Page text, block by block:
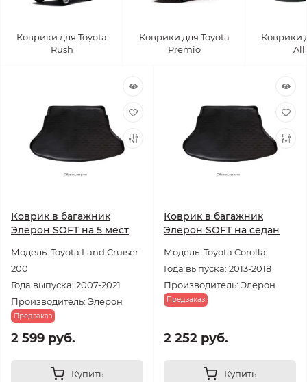
Коврики для Toyota
Rush
Коврики для Toyota
Premio
Коврики
Коврик в багажник
Элерон SOFT на 5 мест
Модель: Toyota Land Cruiser
200
Года выпуска: 2007-2021
Производитель: Элерон
Предзаказ
2 599 руб.
Купить
Коврик в багажник
Элерон SOFT на седан
Модель: Toyota Corolla
Года выпуска: 2013-2018
Производитель: Элерон
Предзаказ
2 252 руб.
Купить